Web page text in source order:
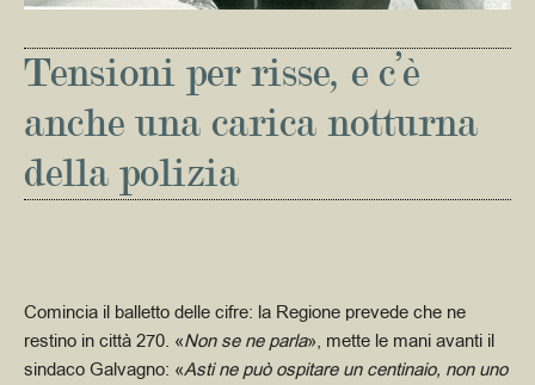
Tensioni per risse, e c’è
anche una carica notturna
della polizia
Comincia il balletto delle cifre: la Regione prevede che ne
restino in città 270. «Non se ne parla», mette le mani avanti il
sindaco Galvagno: «Asti ne può ospitare un centinaio, non uno